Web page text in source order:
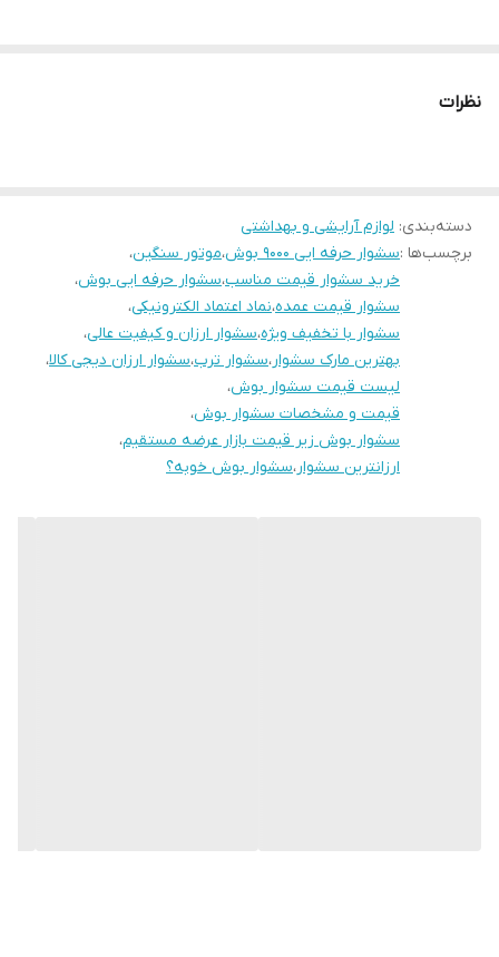
نظرات
دسته‌بندی: لوازم آرایشی و بهداشتی
برچسب‌ها :سشوار حرفه ایی ۹۰۰۰ بوش ،موتور سنگین،
خرید سشوار قیمت مناسب،سشوار حرفه ایی بوش،
سشوار قیمت عمده،نماد اعتماد الکترونیکی،
سشوار با تخفیف ویژه،سشوار ارزان و کیفیت عالی،
بهترین مارک سشوار،سشوار ترب،سشوار ارزان دیجی کالا،
لیست قیمت سشوار بوش،
قیمت و مشخصات سشوار بوش،
سشوار بوش زیر قیمت بازار عرضه مستقیم،
ارزانترین سشوار،سشوار بوش خوبه؟